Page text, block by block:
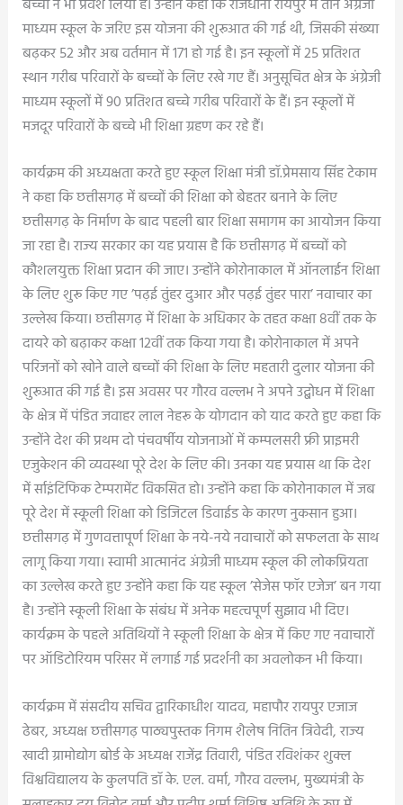
बच्चों ने भी प्रवेश लिया है। उन्होंने कहा कि राजधानी रायपुर में तीन अंग्रेजी
माध्यम स्कूल के जरिए इस योजना की शुरूआत की गई थी, जिसकी संख्या
बढ़कर 52 और अब वर्तमान में 171 हो गई है। इन स्कूलों में 25 प्रतिशत
स्थान गरीब परिवारों के बच्चों के लिए रखे गए हैं। अनुसूचित क्षेत्र के अंग्रेजी
माध्यम स्कूलों में 90 प्रतिशत बच्चे गरीब परिवारों के हैं। इन स्कूलों में
मजदूर परिवारों के बच्चे भी शिक्षा ग्रहण कर रहे हैं।
कार्यक्रम की अध्यक्षता करते हुए स्कूल शिक्षा मंत्री डॉ.प्रेमसाय सिंह टेकाम
ने कहा कि छत्तीसगढ़ में बच्चों की शिक्षा को बेहतर बनाने के लिए
छत्तीसगढ़ के निर्माण के बाद पहली बार शिक्षा समागम का आयोजन किया
जा रहा है। राज्य सरकार का यह प्रयास है कि छत्तीसगढ़ में बच्चों को
कौशलयुक्त शिक्षा प्रदान की जाए। उन्होंने कोरोनाकाल में ऑनलाईन शिक्षा
के लिए शुरू किए गए ’पढ़ई तुंहर दुआर और पढ़ई तुंहर पारा’ नवाचार का
उल्लेख किया। छत्तीसगढ़ में शिक्षा के अधिकार के तहत कक्षा 8वीं तक के
दायरे को बढ़ाकर कक्षा 12वीं तक किया गया है। कोरोनाकाल में अपने
परिजनों को खोने वाले बच्चों की शिक्षा के लिए महतारी दुलार योजना की
शुरूआत की गई है। इस अवसर पर गौरव वल्लभ ने अपने उद्बोधन में शिक्षा
के क्षेत्र में पंडित जवाहर लाल नेहरू के योगदान को याद करते हुए कहा कि
उन्होंने देश की प्रथम दो पंचवर्षीय योजनाओं में कम्पलसरी फ्री प्राइमरी
एजुकेशन की व्यवस्था पूरे देश के लिए की। उनका यह प्रयास था कि देश
में र्साइंटिफिक टेम्परामेंट विकसित हो। उन्होंने कहा कि कोरोनाकाल में जब
पूरे देश में स्कूली शिक्षा को डिजिटल डिवाईड के कारण नुकसान हुआ।
छत्तीसगढ़ में गुणवत्तापूर्ण शिक्षा के नये-नये नवाचारों को सफलता के साथ
लागू किया गया। स्वामी आत्मानंद अंग्रेजी माध्यम स्कूल की लोकप्रियता
का उल्लेख करते हुए उन्होंने कहा कि यह स्कूल ’सेजेस फॉर एजेज’ बन गया
है। उन्होंने स्कूली शिक्षा के संबंध में अनेक महत्वपूर्ण सुझाव भी दिए।
कार्यक्रम के पहले अतिथियों ने स्कूली शिक्षा के क्षेत्र में किए गए नवाचारों
पर ऑडिटोरियम परिसर में लगाई गई प्रदर्शनी का अवलोकन भी किया।
कार्यक्रम में संसदीय सचिव द्वारिकाधीश यादव, महापौर रायपुर एजाज
ढेबर, अध्यक्ष छत्तीसगढ़ पाठ्यपुस्तक निगम शैलेष नितिन त्रिवेदी, राज्य
खादी ग्रामोद्योग बोर्ड के अध्यक्ष राजेंद्र तिवारी, पंडित रविशंकर शुक्ल
विश्वविद्यालय के कुलपति डॉ के. एल. वर्मा, गौरव वल्लभ, मुख्यमंत्री के